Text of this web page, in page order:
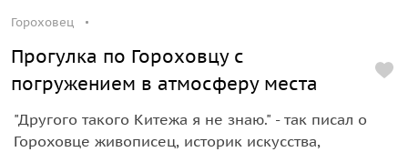
Гороховец
Прогулка по Гороховцу с
погружением в атмосферу места
"Другого такого Китежа я не знаю." - так писал о
Гороховце живописец, историк искусства,